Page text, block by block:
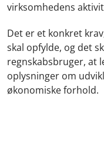
virksomhedens
Det er et konkret
skal opfylde, og det
regnskabsbruger, at
oplysninger om
økonomiske forhold.